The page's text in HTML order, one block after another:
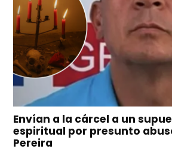
Envían a la cárcel a un
espiritual por presunto
Pereira